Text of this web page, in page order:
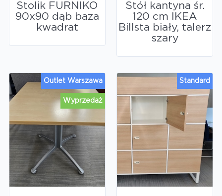
Stolik FURNIKO
90x90 dąb baza
kwadrat
Stół kantyna śr.
120 cm IKEA
Billsta biały, talerz
szary
Wyprzedaż
Outlet Warszawa Standard